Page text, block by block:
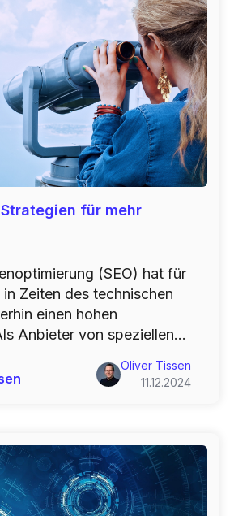
Strategien für mehr
Oliver Tissen
11.12.2024
(SEO) hat für
in Zeiten des technischen
einen hohen
Anbieter von speziellen...